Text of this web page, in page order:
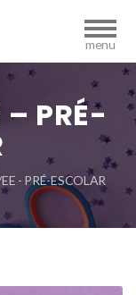
– PRÉ-
- PRÉ-ESCOLAR